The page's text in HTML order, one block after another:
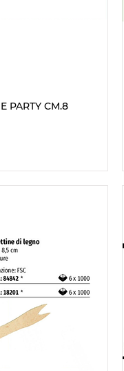
PARTY CM.8